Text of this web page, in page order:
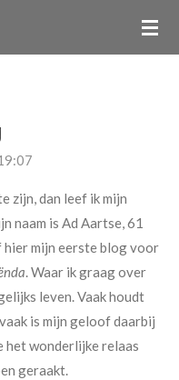
zijn, dan leef ik mijn
naam is Ad Aartse, 61
hier mijn eerste blog voor
. Waar ik graag over
leven. Vaak houdt
is mijn geloof daarbij
het wonderlijke relaas
geraakt.